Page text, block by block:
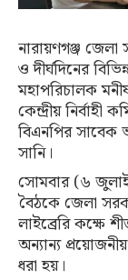
নারায়ণগঞ্জ জেলা
ও দীর্ঘদিনের
মহাপরিচালক
কেন্দ্রীয় নির্বাহী
বিএনপির সাবেক
সানি।
সোমবার (৬ জুলাই)
বৈঠকে জেলা
লাইব্রেরি কক্ষে
অন্যান্য
ধরা হয়।